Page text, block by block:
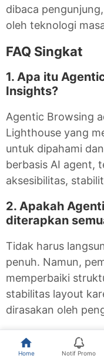
dibaca
oleh teknologi
FAQ Singkat
1. Apa itu
Insights?
Agentic Browsing
Lighthouse yang
untuk dipahami
berbasis AI agent,
aksesibilitas,
2. Apakah
diterapkan
Tidak harus
penuh. Namun,
memperbaiki
stabilitas layout
dirasakan oleh
3. Apakah hasil
memengaruhi
Home Notif Promo